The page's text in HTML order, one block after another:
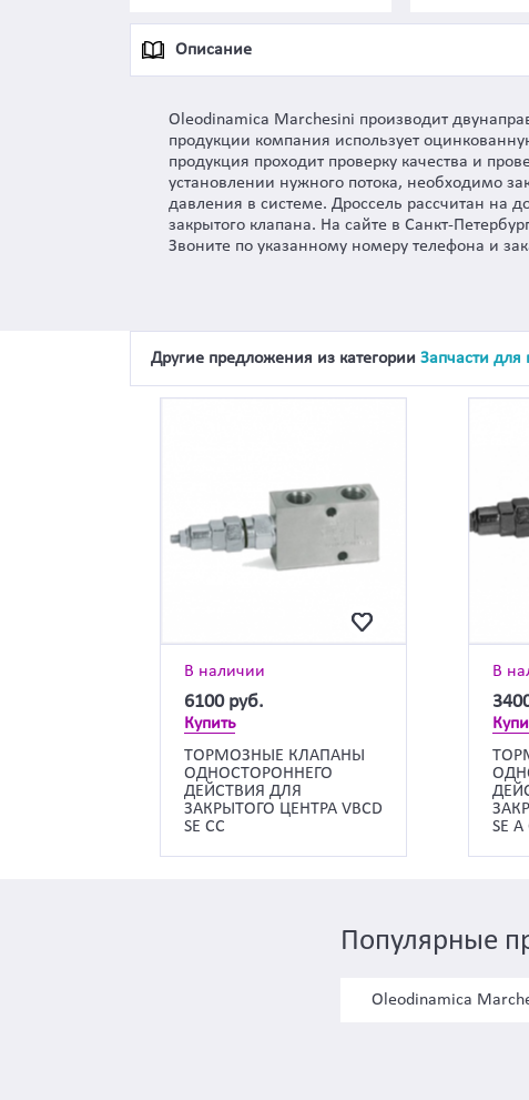
Описание
Oleodinamica Marchesini производит
продукции компания использует
продукция проходит проверку качества и
установлении нужного потока, необходимо
давления в системе. Дроссель рассчитан на
закрытого клапана. На сайте в Санкт-
Звоните по указанному номеру телефона и
Другие предложения из категории Запчасти для
В наличии
6100 руб.
Купить
ТОРМОЗНЫЕ КЛАПАНЫ
ОДНОСТОРОННЕГО
ДЕЙСТВИЯ ДЛЯ
ЗАКРЫТОГО ЦЕНТРА VBCD
SE CC
В
SE А
Популярные
Oleodinamica